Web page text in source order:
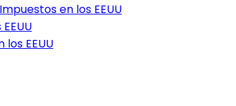
en los EEUU
EEUU